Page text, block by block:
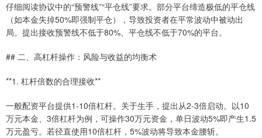
仔细阅读协议中的“预警线”“平仓线”要求。部分平台缔造极低的平仓线
（如本金失掉50%即强制平仓），导致投资者在平常波动中被动出
局。提出接收预警线不低于80%、平仓线不低于70%的平台。
## 二、高杠杆操作：风险与收益的均衡术
**1. 杠杆倍数的合理接收**
一般配资平台提供1-10倍杠杆。关于生手，提出从2-3倍启动。以10
万元本金、3倍杠杆为例，可操作30万元资金，单日波动5%即产生1.5
万元盈亏。若径直使用10倍杠杆，5%波动将导致本金腰斩。